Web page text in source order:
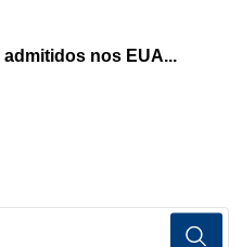
admitidos nos EUA...